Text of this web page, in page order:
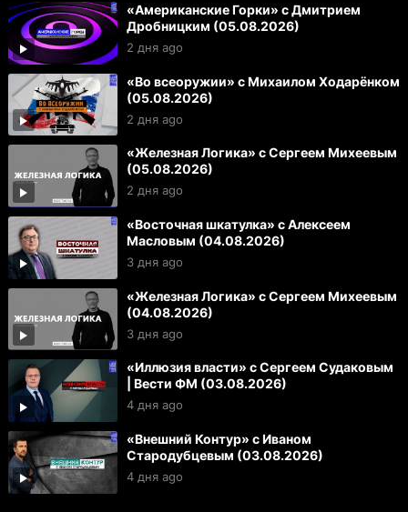
«Американские Горки» с Дмитрием
Дробницким (05.08.2026)
2 дня ago
«Во всеоружии» с Михаилом Ходарёнком
(05.08.2026)
2 дня ago
«Железная Логика» с Сергеем Михеевым
(05.08.2026)
2 дня ago
«Восточная шкатулка» с Алексеем
Масловым (04.08.2026)
3 дня ago
«Железная Логика» с Сергеем Михеевым
(04.08.2026)
3 дня ago
«Иллюзия власти» с Сергеем Судаковым
| Вести ФМ (03.08.2026)
4 дня ago
«Внешний Контур» с Иваном
Стародубцевым (03.08.2026)
4 дня ago